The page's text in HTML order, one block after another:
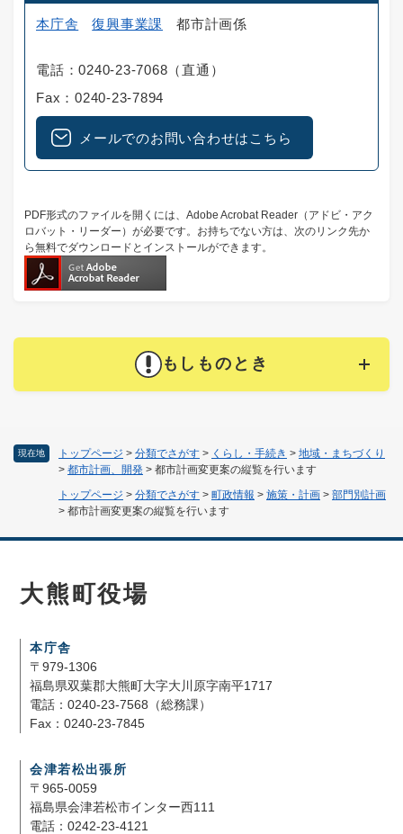
現在地 トップページ > 分類でさがす > くらし・手続き > 地域・まちづくり
> 都市計画、開発 > 都市計画変更案の縦覧を行います
トップページ > 分類でさがす > 町政情報 > 施策・計画 > 部門別計画
> 都市計画変更案の縦覧を行います
本庁舎 復興事業課 都市計画係
電話：0240-23-7068（直通）
Fax：0240-23-7894
メールでのお問い合わせはこちら
PDF形式のファイルを開くには、Adobe Acrobat Reader（アドビ・アク
ロバット・リーダー）が必要です。お持ちでない方は、次のリンク先か
ら無料でダウンロードとインストールができます。
もしものとき
大熊町役場
本庁舎
〒979-1306
福島県双葉郡大熊町大字大川原字南平1717
電話：0240-23-7568（総務課）
Fax：0240-23-7845
会津若松出張所
〒965-0059
福島県会津若松市インター西111
電話：0242-23-4121